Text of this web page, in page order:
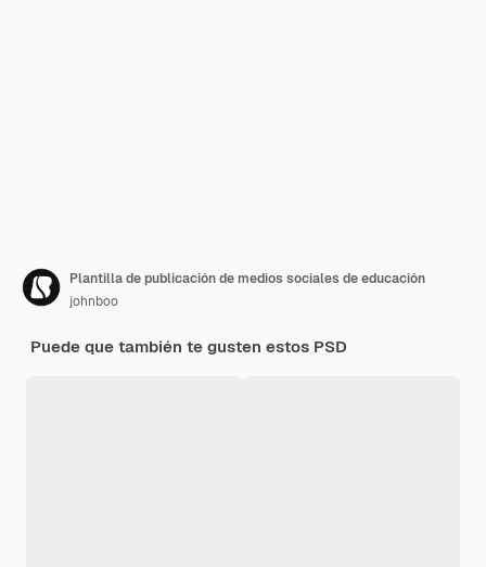
Plantilla de publicación de medios sociales de educación
johnboo
Puede que también te gusten estos PSD